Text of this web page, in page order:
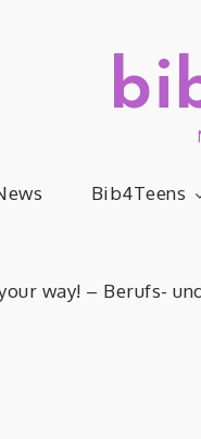
Bib4Teens
way! – Berufs-